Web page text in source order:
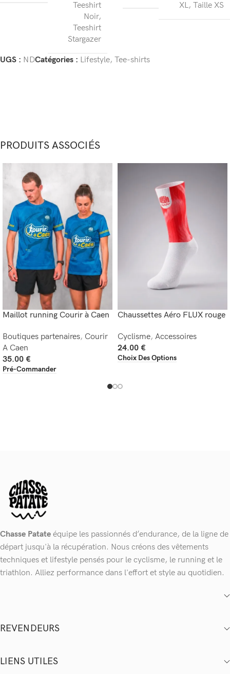
Teeshirt
Noir,
Teeshirt
Stargazer
XL, Taille XS
UGS : NDCatégories : Lifestyle, Tee-shirts
PRODUITS ASSOCIÉS
Maillot running Courir à Caen
Boutiques partenaires, Courir
A Caen
35.00 €
Pré-Commander
Chaussettes Aéro FLUX rouge
Cyclisme, Accessoires
24.00 €
Choix Des Options
Chasse Patate équipe les passionnés d’endurance, de la ligne de
départ jusqu'à la récupération. Nous créons des vêtements
techniques et lifestyle pensés pour le cyclisme, le running et le
triathlon. Alliez performance dans l'effort et style au quotidien.
REVENDEURS
LIENS UTILES